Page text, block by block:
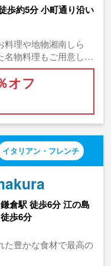
歩約5分 小町通り沿い
料理や地物湘南しら
名物料理もご用意し…
オフ
イタリアン・フレンチ
倉駅 徒歩6分 江の島
歩6分
た豊かな食材で最高の